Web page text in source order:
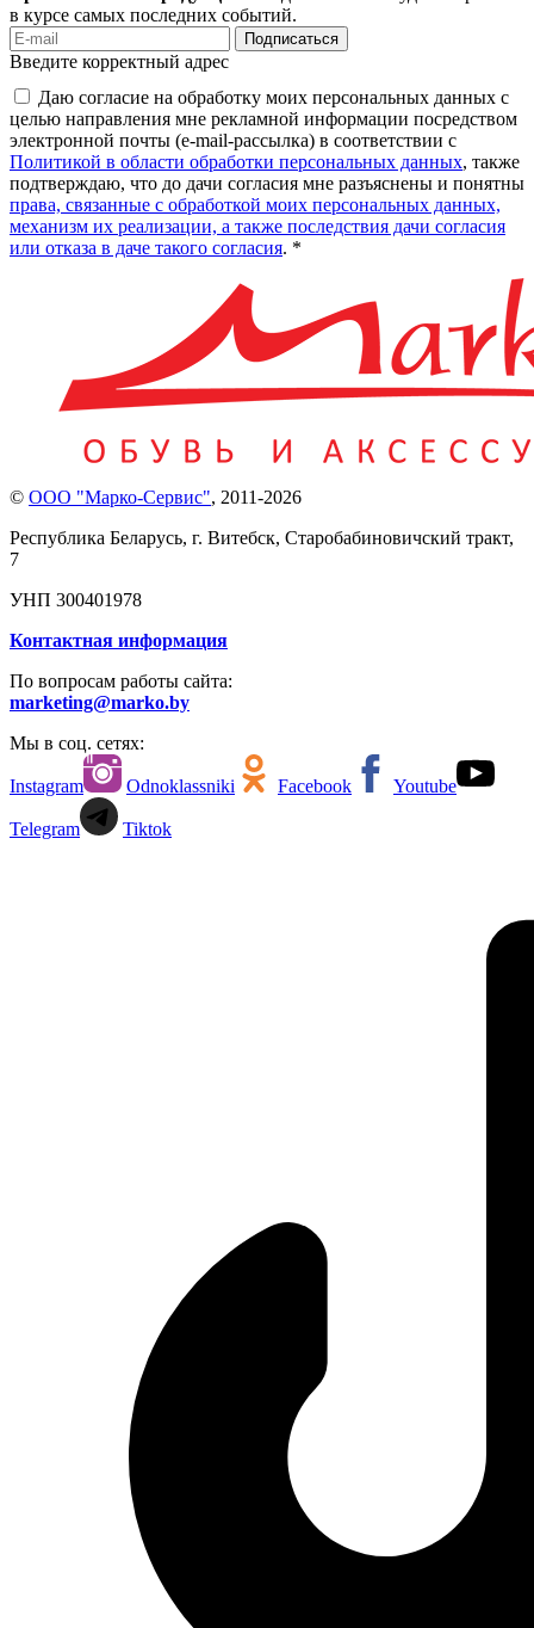
в курсе самых последних событий.
Подписаться
Введите корректный адрес
Даю согласие на обработку моих персональных данных с
целью направления мне рекламной информации посредством
электронной почты (e-mail-рассылка) в соответствии с
Политикой в области обработки персональных данных, также
подтверждаю, что до дачи согласия мне разъяснены и понятны
права, связанные с обработкой моих персональных данных,
механизм их реализации, а также последствия дачи согласия
или отказа в даче такого согласия. *
© ООО "Марко-Сервис", 2011-2026
Республика Беларусь, г. Витебск, Старобабиновичский тракт,
7
УНП 300401978
Контактная информация
По вопросам работы сайта:
marketing@marko.by
Мы в соц. сетях:
Instagram Odnoklassniki Facebook Youtube
Telegram Tiktok